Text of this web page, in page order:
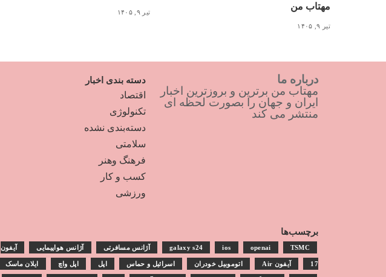
مهتاب من
تیر ۹, ۱۴۰۵
تیر ۹, ۱۴۰۵
درباره ما
مهتاب من برترین و بروزترین اخبار
ایران و جهان را بصورت لحظه ای
منتشر می کند
دسته بندی اخبار
اقتصاد
تکنولوژی
دسته‌بندی نشده
سلامتی
فرهنگ وهنر
کسب و کار
ورزشی
برچسب‌ها
galaxy s24 ios openai TSMC آژانس مسافرتی آژانس هواپیمایی آیفون
17 آیفون Air اتوموبیل خودران اسرائیل و حماس اپل اپل واچ ایلان ماسک